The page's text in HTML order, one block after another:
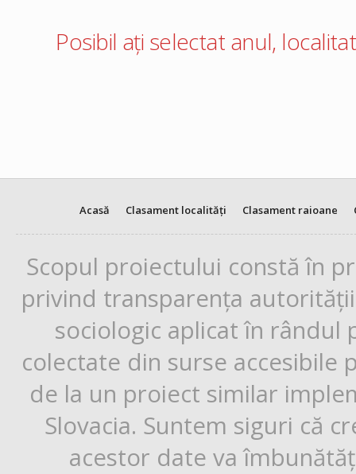
Posibil ați selectat anul,
Acasă Clasament localități Clasament raioane
Scopul proiectului constă în
privind transparența
sociologic aplicat în rândul
colectate din surse
de la un proiect similar
Slovacia. Suntem siguri că
acestor date va